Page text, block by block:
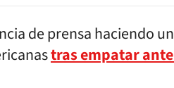
de prensa haciendo
tras empatar